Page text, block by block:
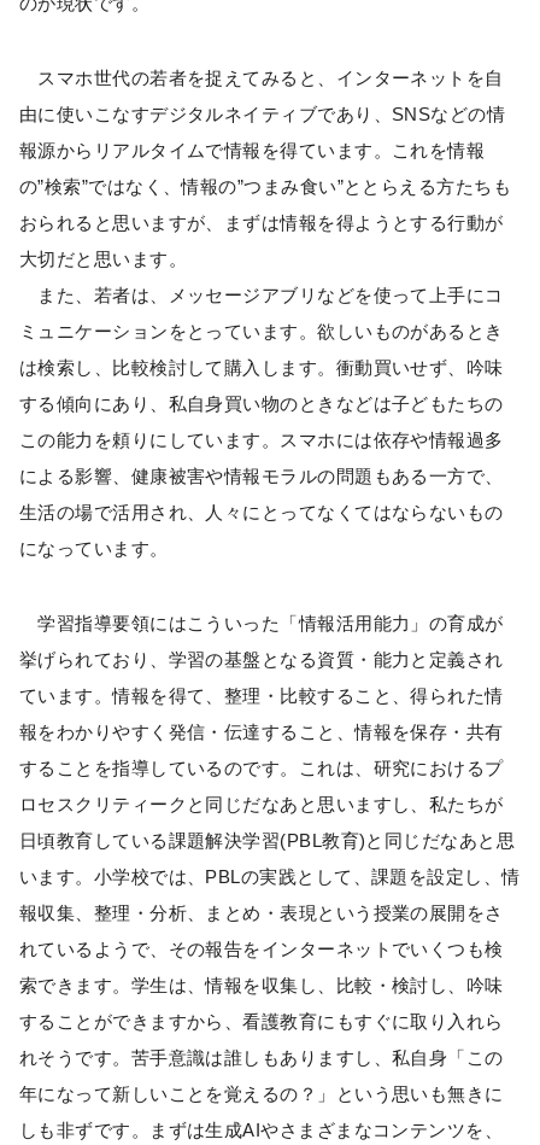
スマホ世代の若者を捉えてみると、インターネットを自
由に使いこなすデジタルネイティブであり、SNSなどの情
報源からリアルタイムで情報を得ています。これを情報
の”検索”ではなく、情報の”つまみ食い”ととらえる方たちも
おられると思いますが、まずは情報を得ようとする行動が
大切だと思います。
また、若者は、メッセージアブリなどを使って上手にコ
ミュニケーションをとっています。欲しいものがあるとき
は検索し、比較検討して購入します。衝動買いせず、吟味
する傾向にあり、私自身買い物のときなどは子どもたちの
この能力を頼りにしています。スマホには依存や情報過多
による影響、健康被害や情報モラルの問題もある一方で、
生活の場で活用され、人々にとってなくてはならないもの
になっています。
学習指導要領にはこういった「情報活用能力」の育成が
挙げられており、学習の基盤となる資質・能力と定義され
ています。情報を得て、整理・比較すること、得られた情
報をわかりやすく発信・伝達すること、情報を保存・共有
することを指導しているのです。これは、研究におけるプ
ロセスクリティークと同じだなあと思いますし、私たちが
日頃教育している課題解決学習(PBL教育)と同じだなあと思
います。小学校では、PBLの実践として、課題を設定し、情
報収集、整理・分析、まとめ・表現という授業の展開をさ
れているようで、その報告をインターネットでいくつも検
索できます。学生は、情報を収集し、比較・検討し、吟味
することができますから、看護教育にもすぐに取り入れら
れそうです。苦手意識は誰しもありますし、私自身「この
年になって新しいことを覚えるの？」という思いも無きに
しも非ずです。まずは生成AIやさまざまなコンテンツを、